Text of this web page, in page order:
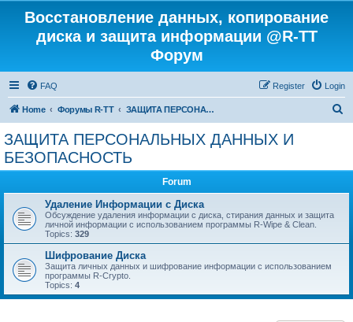
Восстановление данных, копирование
диска и защита информации @R-TT
Форум
FAQ Login
Register
Home Форумы R-TT ЗАЩИТА ПЕРСОНАЛЬНЫХ ДАННЫХ И БЕЗОПАСНОСТЬ
ЗАЩИТА ПЕРСОНАЛЬНЫХ ДАННЫХ И
БЕЗОПАСНОСТЬ
Forum
Удаление Информации с Диска
Обсуждение удаления информации с диска, стирания данных и защита
личной информации с использованием программы R-Wipe & Clean.
Topics: 329
Шифрование Диска
Защита личных данных и шифрование информации с использованием
программы R-Crypto.
Topics: 4